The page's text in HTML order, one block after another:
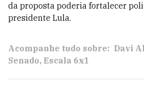
da proposta poderia fortalecer
presidente Lula.
Acompanhe tudo sobre: Davi
Senado Escala 6x1